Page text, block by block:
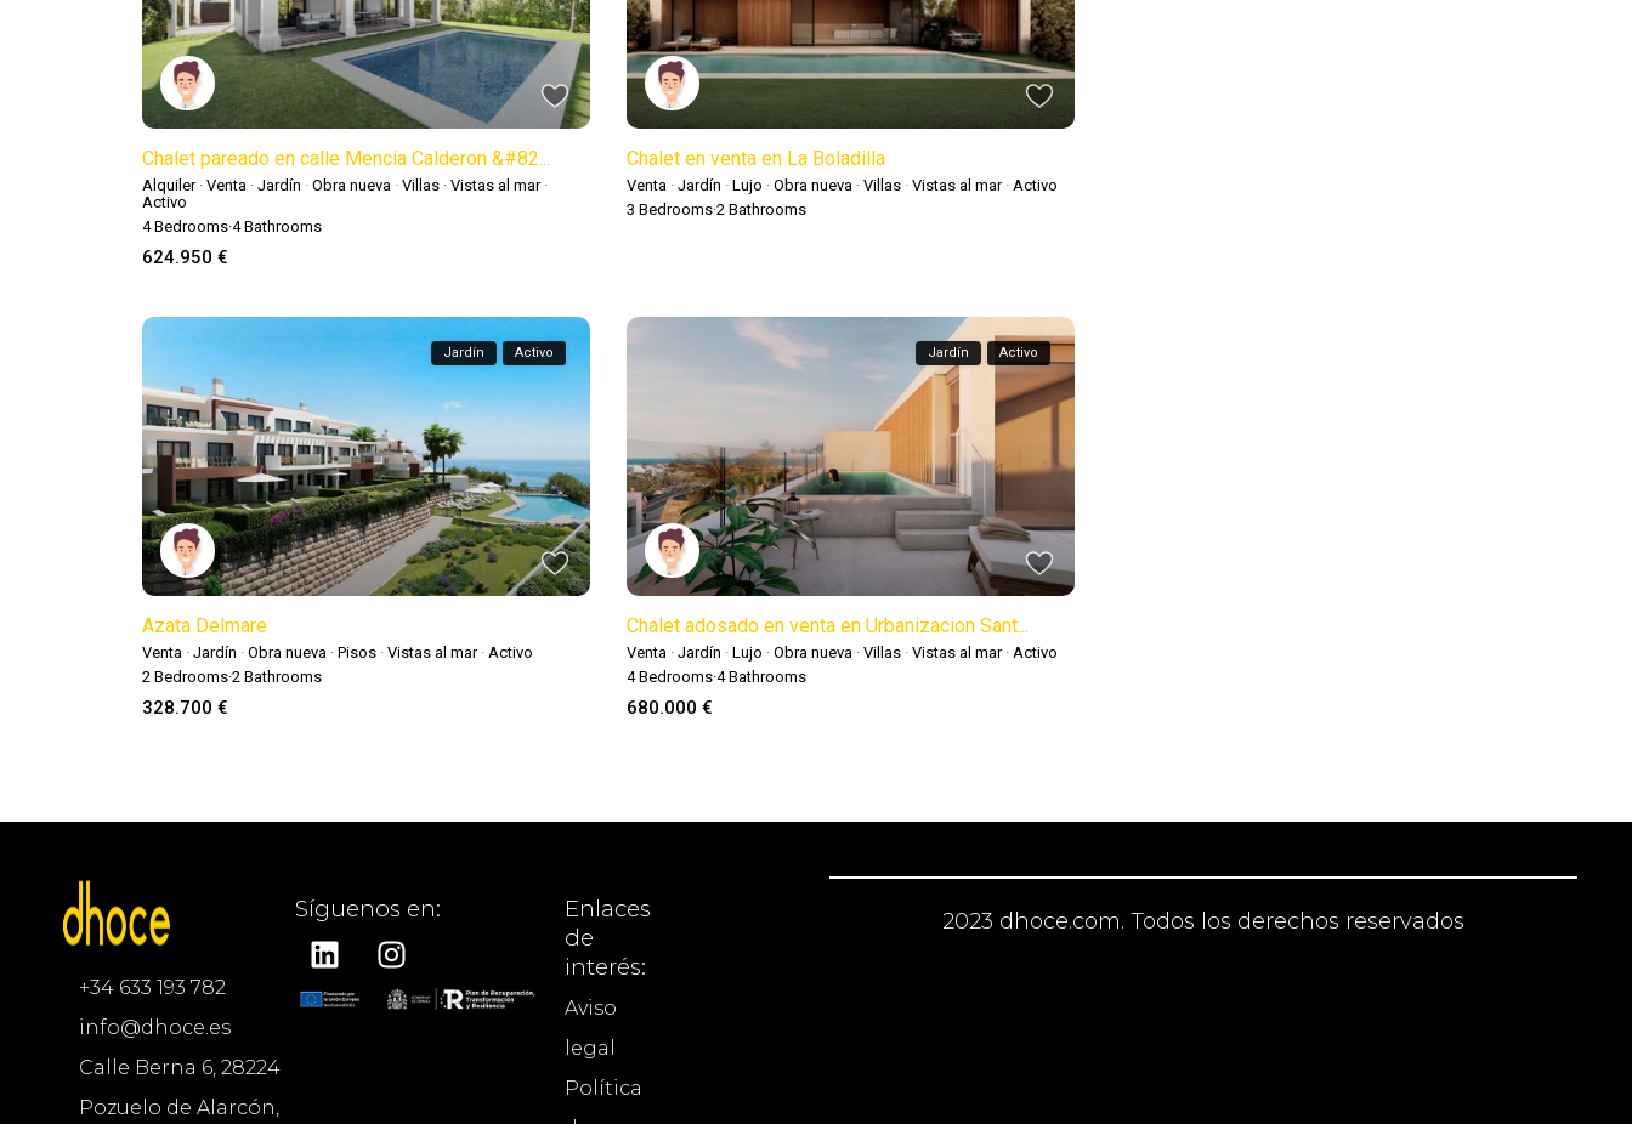
Chalet pareado en calle Mencia Calderon &#82...
Alquiler· Venta · Jardín · Obra nueva · Villas · Vistas al mar·
Activo
4Bedrooms·4Bathrooms
624.950 €
Chalet en venta en La Boladilla
Venta · Jardín · Lujo · Obra nueva · Villas · Vistas al mar· Activo
3 Bedrooms·2 Bathrooms
Jardín Activo
Azata Delmare
Venta · Jardín · Obra nueva · Pisos · Vistas al mar· Activo
2 Bedrooms·2 Bathrooms
328.700 €
Jardín Activo
Chalet adosado en venta en Urbanizacion Sant...
Venta · Jardín · Lujo · Obra nueva · Villas · Vistas al mar· Activo
4Bedrooms·4Bathrooms
680.000 €
+34 633 193 782
info@dhoce.es
Calle Berna 6, 28224
Pozuelo de Alarcón,
Síguenos en:
Enlaces
de
interés:
Aviso
legal
Política
2023 dhoce.com. Todos los derechos reservados